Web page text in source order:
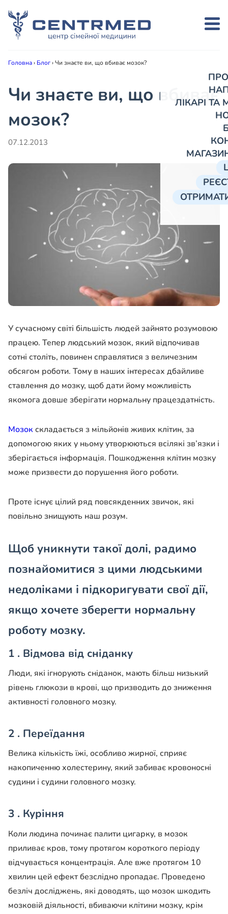
ЛІКАРІ
Головна› Блог›Чи знаєте ви, що вбиває мозок?
Чи знаєте ви, що вбиває
мозок?
07.12.2013
У сучасному світі більшість людей зайнято розумовою
працею. Тепер людський мозок, який відпочивав
сотні століть, повинен справлятися з величезним
обсягом роботи. Тому в наших інтересах дбайливе
ставлення до мозку, щоб дати йому можливість
якомога довше зберігати нормальну працездатність.
Мозок складається з мільйонів живих клітин, за
допомогою яких у ньому утворюються всілякі зв’язки і
зберігається інформація. Пошкодження клітин мозку
може призвести до порушення його роботи.
Проте існує цілий ряд повсякденних звичок, які
повільно знищують наш розум.
Щоб уникнути такої долі, радимо
познайомитися з цими людськими
недоліками і підкоригувати свої дії,
якщо хочете зберегти нормальну
роботу мозку.
1 . Відмова від сніданку
Люди, які ігнорують сніданок, мають більш низький
рівень глюкози в крові, що призводить до зниження
активності головного мозку.
2 . Переїдання
Велика кількість їжі, особливо жирної, сприяє
накопиченню холестерину, який забиває кровоносні
судини і судини головного мозку.
3 . Куріння
Коли людина починає палити цигарку, в мозок
приливає кров, тому протягом короткого періоду
відчувається концентрація. Але вже протягом 10
хвилин цей ефект безслідно пропадає. Проведено
безліч досліджень, які доводять, що мозок шкодить
мозковій діяльності, вбиваючи клітини мозку, крім